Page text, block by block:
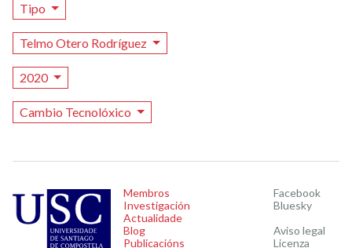
Tipo
Telmo Otero Rodríguez
2020
Cambio Tecnolóxico
Membros
Investigación
Actualidade
Blog
Publicacións
Facebook
Bluesky
Aviso legal
Licenza